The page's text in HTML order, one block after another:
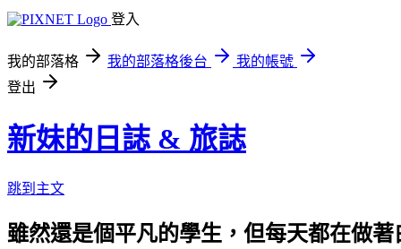
登入
我的部落格 我的部落格後台
我的帳號
登出
新妹的日誌 & 旅誌
跳到主文
雖然還是個平凡的學生，但每天都在做